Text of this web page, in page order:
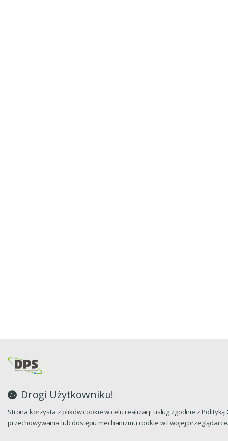
Drogi Użytkowniku!
Strona korzysta z plików cookie w celu realizacji usług zgodnie z
przechowywania lub dostępu mechanizmu cookie w Twojej